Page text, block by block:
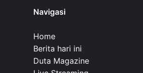
Navigasi
Home
Berita hari ini
Duta Magazine